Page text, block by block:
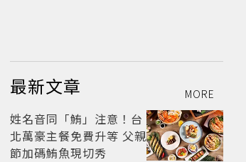
最新文章 MORE
姓名音同「鮪」注意！台
北萬豪主餐免費升等 父親
節加碼鮪魚現切秀